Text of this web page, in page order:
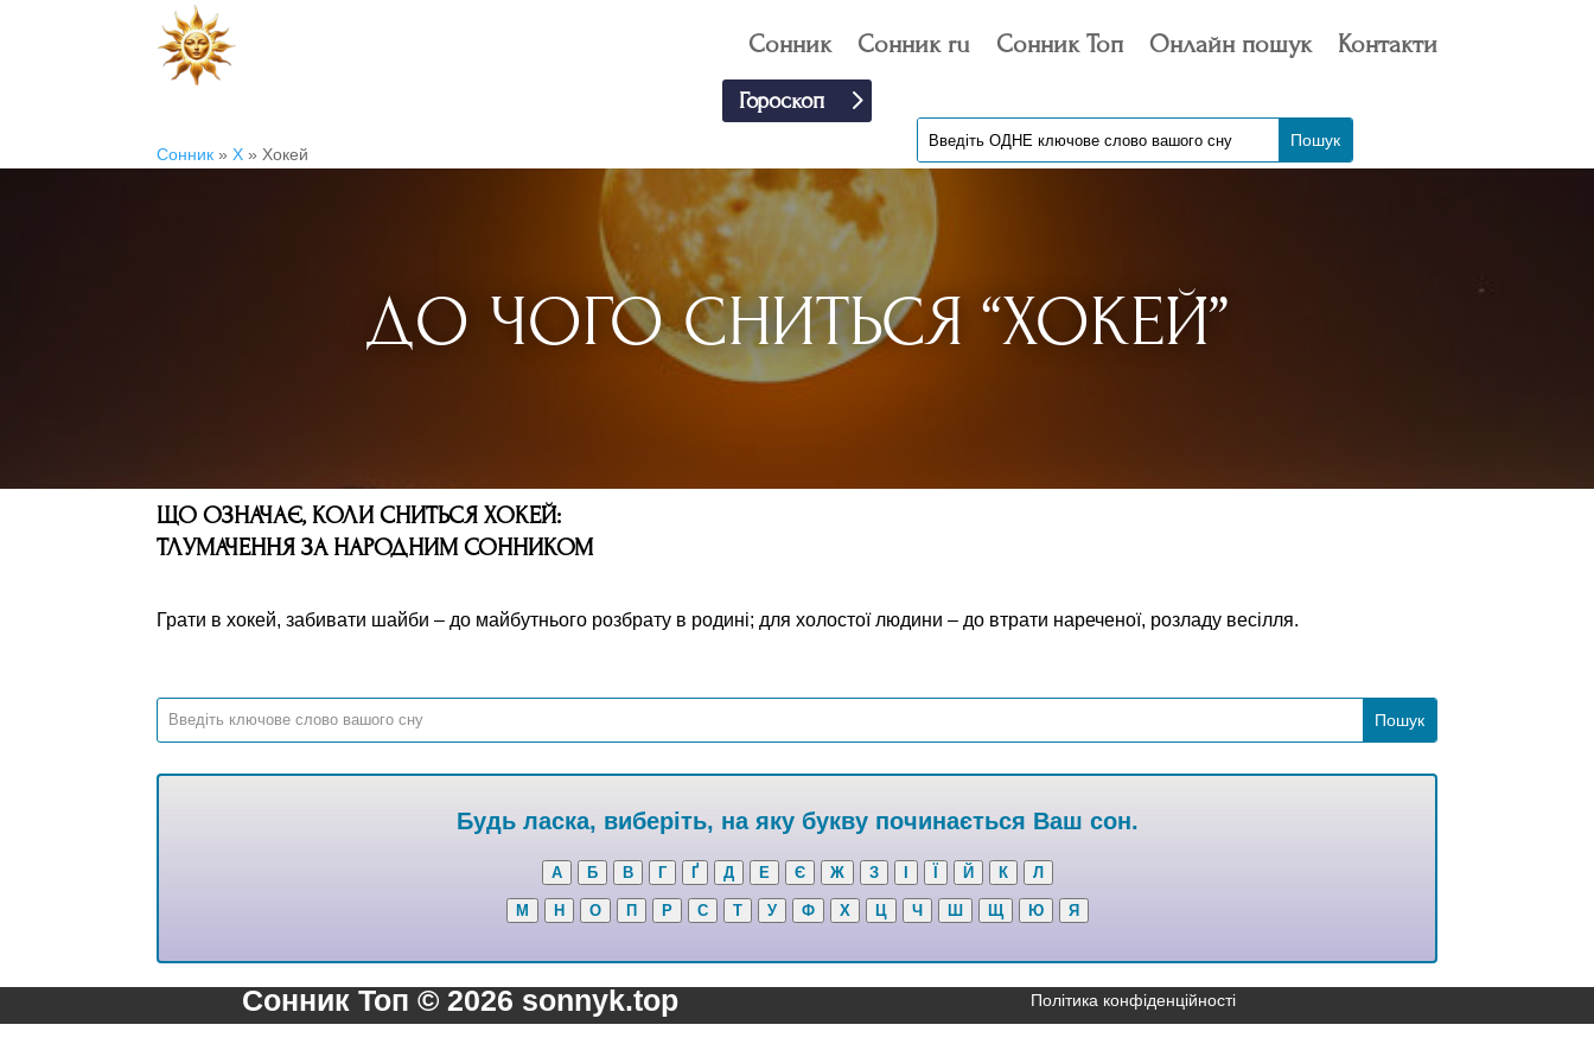
Сонник Сонник ru Сонник Топ Онлайн пошук Контакти
Гороскоп
Сонник » Х » Хокей
ДО ЧОГО СНИТЬСЯ “ХОКЕЙ”
ЩО ОЗНАЧАЄ, КОЛИ СНИТЬСЯ ХОКЕЙ:
ТЛУМАЧЕННЯ ЗА НАРОДНИМ СОННИКОМ
Грати в хокей, забивати шайби – до майбутнього розбрату в родині; для холостої людини – до втрати нареченої, розладу весілля.
Будь ласка, виберіть, на яку букву починається Ваш сон.
А Б В Г Ґ Д Е Є Ж З Й К Л
М Н О П Р С Т У Ф Х Ц Ч Ш Щ Ю Я
Сонник Топ © 2026 sonnyk.top Політика конфіденційності